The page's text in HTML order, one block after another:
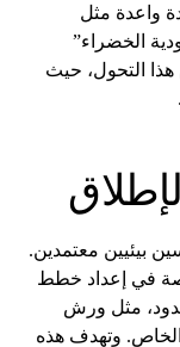
واعدة مثل
الخضراء”
التحول، حيث
99 رخصة لممارسين بيئيين معتمدين.
في إعداد خطط
مثل ورش
الخاص. وتهدف هذه